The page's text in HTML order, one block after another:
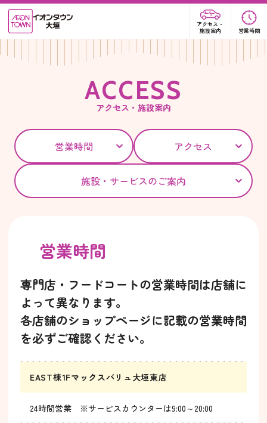
アクセス・
施設案内
営業時間
ACCESS
アクセス・施設案内
営業時間 アクセス
施設・サービスのご案内
営業時間
専門店・フードコートの営業時間は店舗に
よって異なります。
各店舗のショップページに記載の営業時間
を必ずご確認ください。
EAST棟1Fマックスバリュ大垣東店
24時間営業 ※サービスカウンターは9:00～20:00